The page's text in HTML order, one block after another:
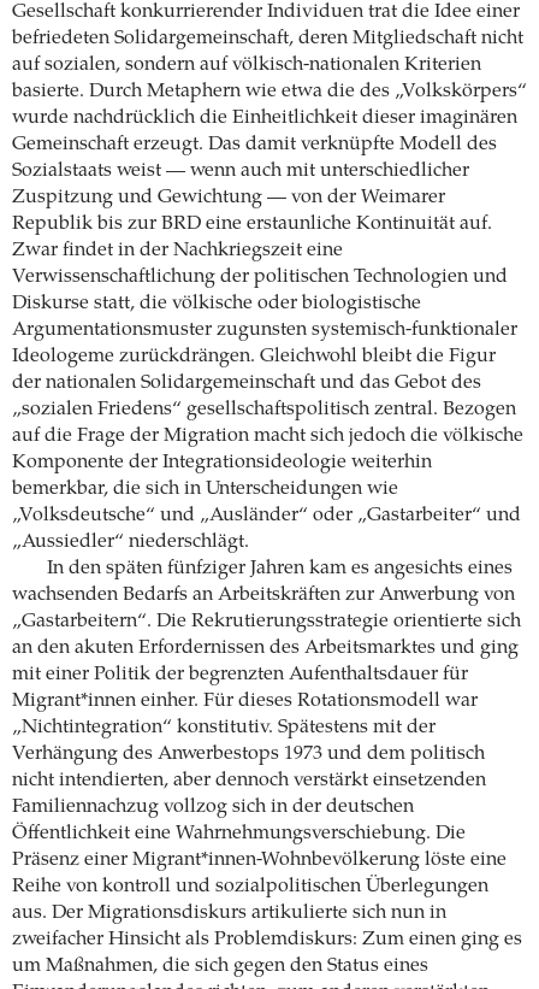
Gesellschaft konkurrierender Individuen trat die Idee einer
befriedeten Solidargemeinschaft, deren Mitgliedschaft nicht
auf sozialen, sondern auf völkisch-nationalen Kriterien
basierte. Durch Metaphern wie etwa die des „Volkskörpers“
wurde nachdrücklich die Einheitlichkeit dieser imaginären
Gemeinschaft erzeugt. Das damit verknüpfte Modell des
Sozialstaats weist — wenn auch mit unterschiedlicher
Zuspitzung und Gewichtung — von der Weimarer
Republik bis zur BRD eine erstaunliche Kontinuität auf.
Zwar findet in der Nachkriegszeit eine
Verwissenschaftlichung der politischen Technologien und
Diskurse statt, die völkische oder biologistische
Argumentationsmuster zugunsten systemisch-funktionaler
Ideologeme zurückdrängen. Gleichwohl bleibt die Figur
der nationalen Solidargemeinschaft und das Gebot des
„sozialen Friedens“ gesellschaftspolitisch zentral. Bezogen
auf die Frage der Migration macht sich jedoch die völkische
Komponente der Integrationsideologie weiterhin
bemerkbar, die sich in Unterscheidungen wie
„Volksdeutsche“ und „Ausländer“ oder „Gastarbeiter“ und
„Aussiedler“ niederschlägt.
In den späten fünfziger Jahren kam es angesichts eines
wachsenden Bedarfs an Arbeitskräften zur Anwerbung von
„Gastarbeitern“. Die Rekrutierungsstrategie orientierte sich
an den akuten Erfordernissen des Arbeitsmarktes und ging
mit einer Politik der begrenzten Aufenthaltsdauer für
Migrant*innen einher. Für dieses Rotationsmodell war
„Nichtintegration“ konstitutiv. Spätestens mit der
Verhängung des Anwerbestops 1973 und dem politisch
nicht intendierten, aber dennoch verstärkt einsetzenden
Familiennachzug vollzog sich in der deutschen
Öffentlichkeit eine Wahrnehmungsverschiebung. Die
Präsenz einer Migrant*innen-Wohnbevölkerung löste eine
Reihe von kontroll und sozialpolitischen Überlegungen
aus. Der Migrationsdiskurs artikulierte sich nun in
zweifacher Hinsicht als Problemdiskurs: Zum einen ging es
um Maßnahmen, die sich gegen den Status eines